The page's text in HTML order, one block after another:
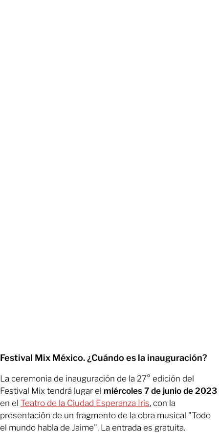
Festival Mix México. ¿Cuándo es la inauguración?
La ceremonia de inauguración de la 27° edición del
Festival Mix tendrá lugar el miércoles 7 de junio de 2023
en el Teatro de la Ciudad Esperanza Iris, con la
presentación de un fragmento de la obra musical "Todo
el mundo habla de Jaime". La entrada es gratuita.